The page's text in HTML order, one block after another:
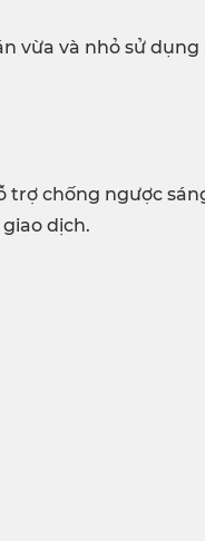
vừa và nhỏ sử
trợ chống ngược
dịch.